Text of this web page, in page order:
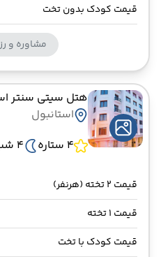
قیمت کودک بدون تخت
مشاوره و
هتل سیتی سنتر
استانبول
4 ستاره
4 شب
قیمت 2 تخته (هرنفر)
قیمت 1 تخته
قیمت کودک با تخت